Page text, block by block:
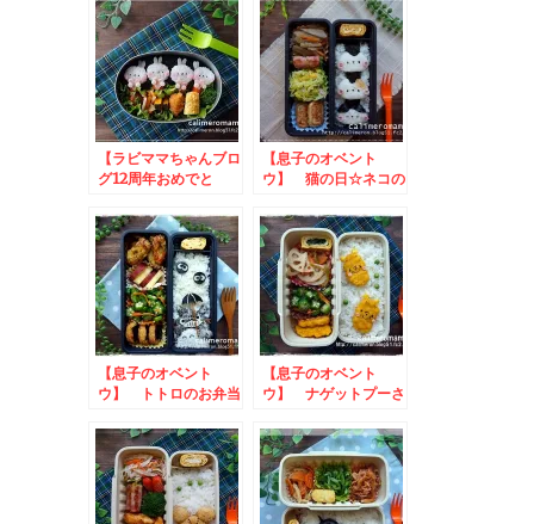
【ラビママちゃんブロ
グ12周年おめでと
お弁当
【息子のオベント
ウ】 猫の日☆ネコの
【息子のオベント
ウ】 トトロのお弁当
【息子のオベント
ウ】 ナゲットプーさ